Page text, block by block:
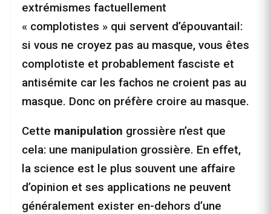
extrémismes factuellement
« complotistes » qui servent d’épouvantail:
si vous ne croyez pas au masque, vous êtes
complotiste et probablement fasciste et
antisémite car les fachos ne croient pas au
masque. Donc on préfère croire au masque.
Cette manipulation grossière n’est que
cela: une manipulation grossière. En effet,
la science est le plus souvent une affaire
d’opinion et ses applications ne peuvent
généralement exister en-dehors d’une